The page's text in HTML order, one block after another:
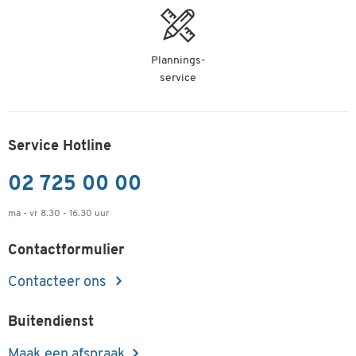
Plannings-
service
Service Hotline
02 725 00 00
ma - vr 8.30 - 16.30 uur
Contactformulier
Contacteer ons
Buitendienst